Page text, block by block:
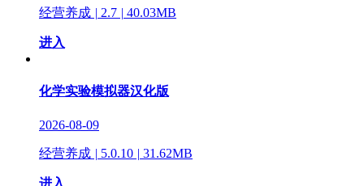
经营养成 | 2.7 | 40.03MB
进入
化学实验模拟器汉化版
2026-08-09
经营养成 | 5.0.10 | 31.62MB
进入